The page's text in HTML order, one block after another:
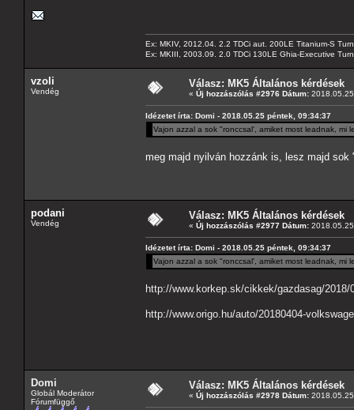
Ex: MKIV, 2012.04. 2.2 TDCi aut. 200LE Titanium-S
Ex: MKIII, 2003.09. 2.0 TDCi 130LE Ghia-Executive
vzoli
Vendég
Válasz: MK5 Általános kérdések
« Új hozzászólás #2976 Dátum:
Idézetet írta: Domi - 2018.05.25 péntek, 09:34:37
Vajon azzal a sok "ronccsal', amiket most leadnak, mi
meg majd nyilván hozzánk is, lesz majd sok
podani
Vendég
Válasz: MK5 Általános kérdések
« Új hozzászólás #2977 Dátum:
Idézetet írta: Domi - 2018.05.25 péntek, 09:34:37
Vajon azzal a sok "ronccsal', amiket most leadnak, mi
http://www.korkep.sk/cikkek/gazdasag/
http://www.origo.hu/auto/20180404-
Domi
Globál Moderátor
Fórumfüggő
Válasz: MK5 Általános kérdések
« Új hozzászólás #2978 Dátum: